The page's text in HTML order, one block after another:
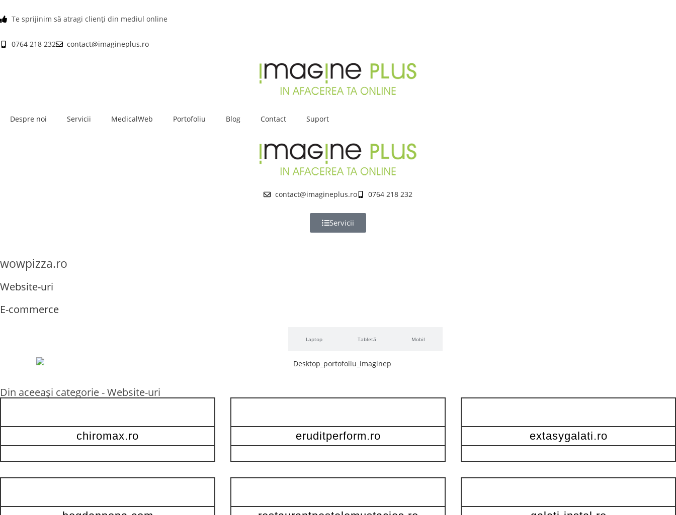
Te sprijinim să atragi clienți din mediul online
0764 218 232 contact@imagineplus.ro
Despre noi Servicii MedicalWeb Portofoliu Blog Contact Suport
contact@imagineplus.ro 0764 218 232
Servicii
wowpizza.ro
Website-uri
E-commerce
Laptop Tabletă Mobil
Din aceeași categorie -Website-uri
chiromax.ro eruditperform.ro extasygalati.ro